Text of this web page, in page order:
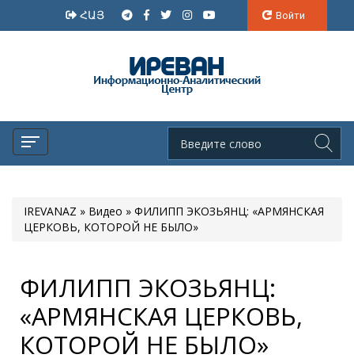
ՀԱՅ Войти
IREVANAZ » Видео » ФИЛИПП ЭКОЗЬЯНЦ: «АРМЯНСКАЯ
ЦЕРКОВЬ, КОТОРОЙ НЕ БЫЛО»
ФИЛИПП ЭКОЗЬЯНЦ:
«АРМЯНСКАЯ ЦЕРКОВЬ,
КОТОРОЙ НЕ БЫЛО»